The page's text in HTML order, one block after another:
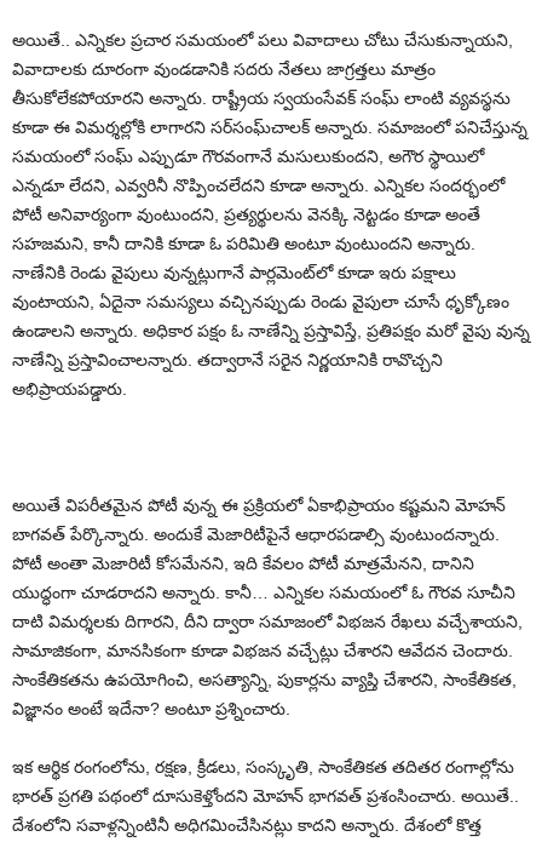
అయితే.. ఎన్నికల ప్రచార సమయంలో పలు వివాదాలు చోటు చేసుకున్నాయని,
వివాదాలకు దూరంగా వుండడానికి సదరు నేతలు జాగ్రత్తలు మాత్రం
తీసుకోలేకపోయారని అన్నారు. రాష్ట్రీయ స్వయంసేవక్‌ సంఘ్ లాంటి వ్యవస్థను
కూడా ఈ విమర్శల్లోకి లాగారని సర్‌సంఘ్‌చాలక్ అన్నారు. సమాజంలో పనిచేస్తున్న
సమయంలో సంఘ్ ఎప్పుడూ గౌరవంగానే మసులుకుందని, అగౌర స్థాయిలో
ఎన్నడూ లేదని, ఎవ్వరినీ నొప్పించలేదని కూడా అన్నారు. ఎన్నికల సందర్భంలో
పోటీ అనివార్యంగా వుంటుందని, ప్రత్యర్థులను వెనక్కి నెట్టడం కూడా అంతే
సహజమని, కానీ దానికి కూడా ఓ పరిమితి అంటూ వుంటుందని అన్నారు.
నాణేనికి రెండు వైపులు వున్నట్లుగానే పార్లమెంట్‌లో కూడా ఇరు పక్షాలు
వుంటాయని, ఏదైనా సమస్యలు వచ్చినప్పుడు రెండు వైపులా చూసే ధృక్కోణం
ఉండాలని అన్నారు. అధికార పక్షం ఓ నాణేన్ని ప్రస్తావిస్తే, ప్రతిపక్షం మరో వైపు వున్న
నాణేన్ని ప్రస్తావించాలన్నారు. తద్వారానే సరైన నిర్ణయానికి రావొచ్చని
అభిప్రాయపడ్డారు.
అయితే విపరీతమైన పోటీ వున్న ఈ ప్రక్రియలో ఏకాభిప్రాయం కష్టమని మోహన్
బాగవత్ పేర్కొన్నారు. అందుకే మెజారిటీపైనే ఆధారపడాల్సి వుంటుందన్నారు.
పోటీ అంతా మెజారిటీ కోసమేనని, ఇది కేవలం పోటీ మాత్రమేనని, దానిని
యుద్ధంగా చూడరాదని అన్నారు. కానీ… ఎన్నికల సమయంలో ఓ గౌరవ సూచీని
దాటి విమర్శలకు దిగారని, దీని ద్వారా సమాజంలో విభజన రేఖలు వచ్చేశాయని,
సామాజికంగా, మానసికంగా కూడా విభజన వచ్చేట్లు చేశారని ఆవేదన చెందారు.
సాంకేతికతను ఉపయోగించి, అసత్యాన్ని, పుకార్లను వ్యాప్తి చేశారని, సాంకేతికత,
విజ్ఞానం అంటే ఇదేనా? అంటూ ప్రశ్నించారు.
ఇక ఆర్థిక రంగంలోను, రక్షణ, క్రీడలు, సంస్కృతి, సాంకేతికత తదితర రంగాల్లోను
భారత్‌ ప్రగతి పథంలో దూసుకెళ్తోందని మోహన్‌ భాగవత్‌ ప్రశంసించారు. అయితే..
దేశంలోని సవాళ్లన్నింటినీ అధిగమించేసినట్లు కాదని అన్నారు. దేశంలో కొత్త